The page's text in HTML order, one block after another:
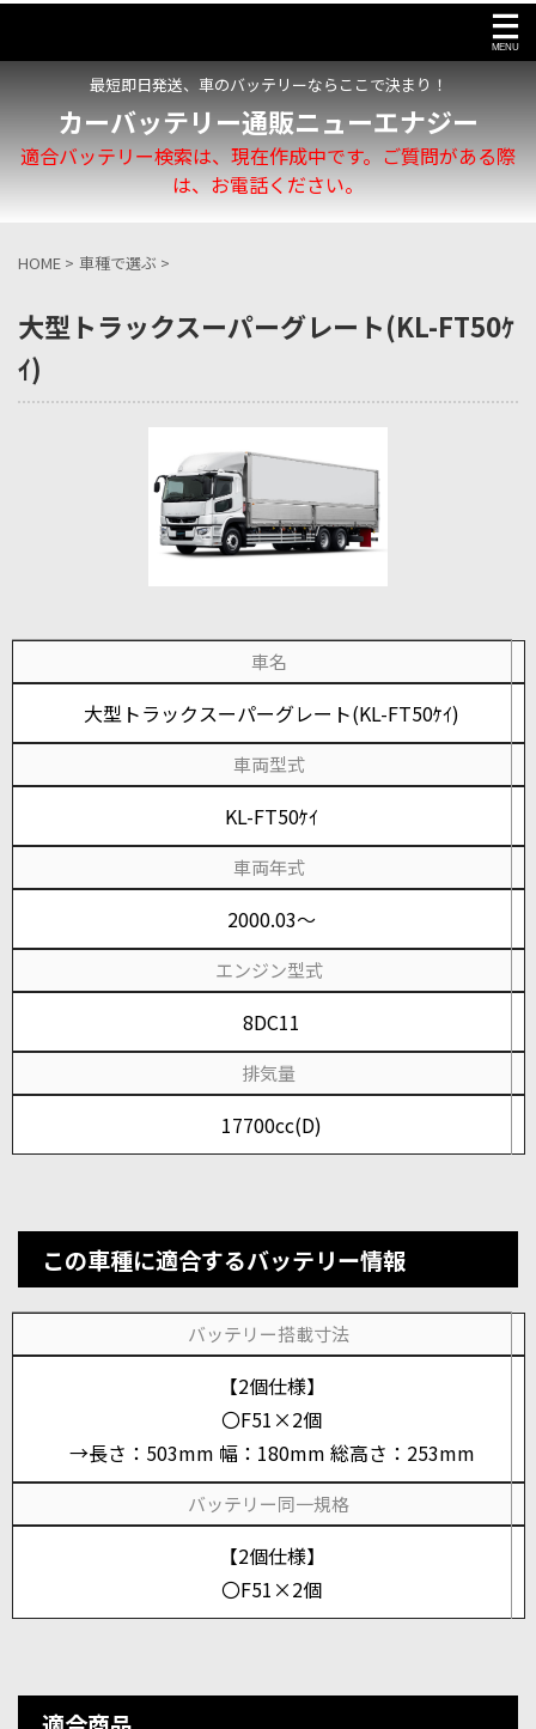
最短即日発送、車のバッテリーならここで決まり！
カーバッテリー通販ニューエナジー
適合バッテリー検索は、現在作成中です。ご質問がある際
は、お電話ください。
HOME > 車種で選ぶ >
大型トラックスーパーグレート(KL-FT50ｹ
ｲ)
車名
大型トラックスーパーグレート(KL-FT50ｹｲ)
車両型式
KL-FT50ｹｲ
車両年式
2000.03～
エンジン型式
8DC11
排気量
17700cc(D)
この車種に適合するバッテリー情報
バッテリー搭載寸法
【2個仕様】
〇F51×2個
→長さ：503mm 幅：180mm 総高さ：253mm
バッテリー同一規格
【2個仕様】
〇F51×2個